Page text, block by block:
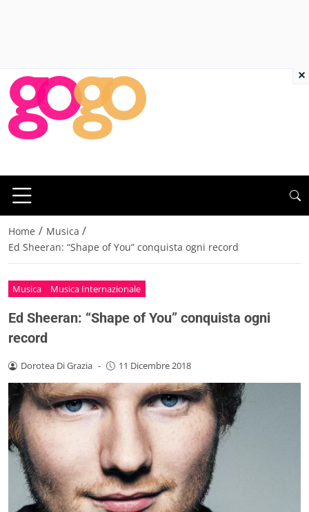
Home / Musica /
Ed Sheeran: “Shape of You” conquista ogni record
Musica Musica Internazionale
Ed Sheeran: “Shape of You” conquista ogni
record
Dorotea Di Grazia - 11 Dicembre 2018
×